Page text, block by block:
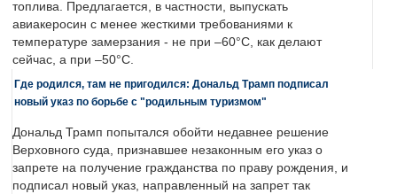
топлива. Предлагается, в частности, выпускать
авиакеросин с менее жесткими требованиями к
температуре замерзания - не при –60°C, как делают
сейчас, а при –50°C.
Где родился, там не пригодился: Дональд Трамп подписал
новый указ по борьбе с "родильным туризмом"
Дональд Трамп попытался обойти недавнее решение
Верховного суда, признавшее незаконным его указ о
запрете на получение гражданства по праву рождения, и
подписал новый указ, направленный на запрет так